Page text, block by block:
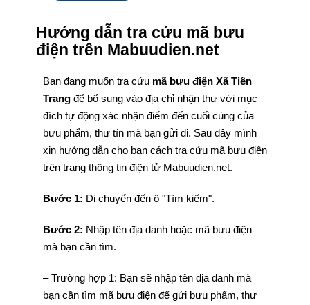
Hướng dẫn tra cứu mã bưu
điện trên Mabuudien.net
Bạn đang muốn tra cứu mã bưu điện Xã Tiên
Trang để bổ sung vào địa chỉ nhận thư với mục
đích tự động xác nhận điểm đến cuối cùng của
bưu phẩm, thư tín mà bạn gửi đi. Sau đây mình
xin hướng dẫn cho bạn cách tra cứu mã bưu điện
trên trang thông tin điện tử Mabuudien.net.
Bước 1: Di chuyển đến ô "Tìm kiếm".
Bước 2: Nhập tên địa danh hoặc mã bưu điện
mà bạn cần tìm.
– Trường hợp 1: Bạn sẽ nhập tên địa danh mà
bạn cần tìm mã bưu điện để gửi bưu phẩm, thư